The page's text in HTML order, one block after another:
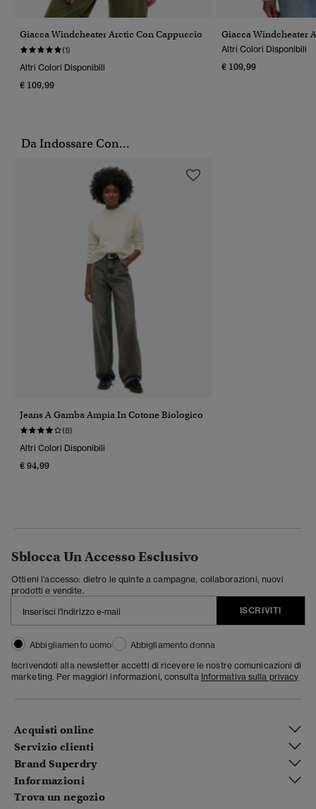
Giacca Windcheater Arctic Con Cappuccio
(1)
Altri Colori Disponibili
€ 109,99
Giacca Windcheater
Altri Colori Disponibili
€ 109,99
Da Indossare Con...
Jeans A Gamba Ampia In Cotone Biologico
(8)
Altri Colori Disponibili
€ 94,99
Sblocca Un Accesso Esclusivo
Ottieni l'accesso: dietro le quinte a campagne, collaborazioni, nuovi
prodotti e vendite.
ISCRIVITI
Abbigliamento uomo
Abbigliamento donna
Iscrivendoti alla newsletter accetti di ricevere le nostre comunicazioni di
marketing. Per maggiori informazioni, consulta Informativa sulla privacy
Acquisti online
Servizio clienti
Brand Superdry
Informazioni
Trova un negozio